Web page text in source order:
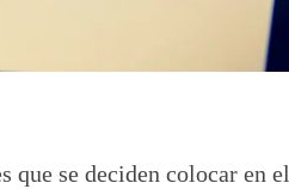
que se deciden colocar en el